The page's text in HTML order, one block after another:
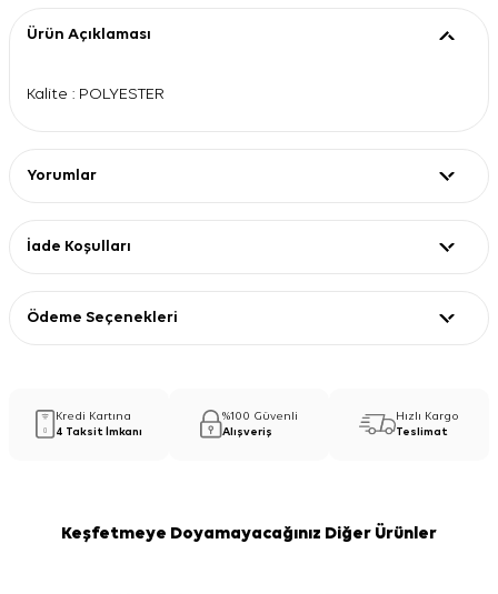
Ürün Açıklaması
Kalite : POLYESTER
Yorumlar
İade Koşulları
Ödeme Seçenekleri
Kredi Kartına
4 Taksit İmkanı
%100 Güvenli
Alışveriş
Hızlı Kargo
Teslimat
Keşfetmeye Doyamayacağınız Diğer Ürünler